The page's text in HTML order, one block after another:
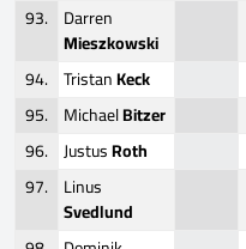
93. Darren
Mieszkowski
94. TristanKeck
95. MichaelBitzer
96. JustusRoth
97. Linus
Svedlund